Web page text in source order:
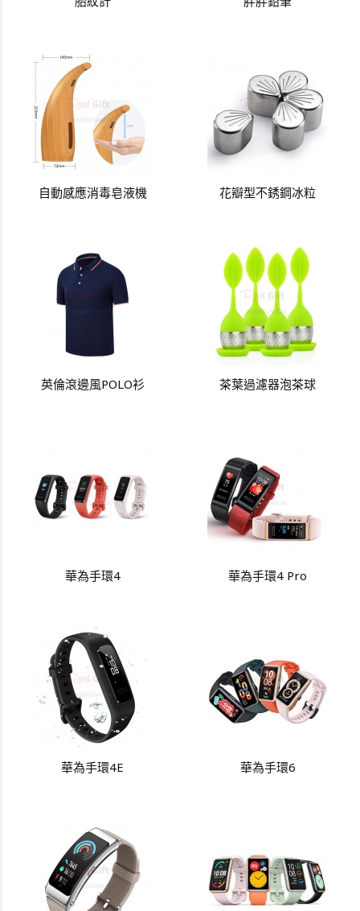
自動感應消毒皂液機 花瓣型不銹鋼冰粒
英倫滾邊風POLO衫 茶葉過濾器泡茶球
華為手環4 華為手環4 Pro
華為手環4E 華為手環6